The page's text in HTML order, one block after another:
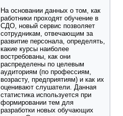
На основании данных о том, как
работники проходят обучение в
СДО, новый сервис позволяет
сотрудникам, отвечающим за
развитие персонала, определять,
какие курсы наиболее
востребованы, как они
распределены по целевым
аудиториям (по профессиям,
возрасту, предприятиям) и как их
оценивают слушатели. Данная
статистика используется при
формировании тем для
разработки новых обучающих